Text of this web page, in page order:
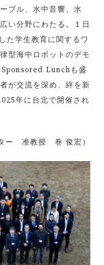
ブル、水中音響、水
い分野にわたる。１日
た学生教育に関するワ
型海中ロボットのデモ
Sponsored Lunchも盛
が交流を深め、絆を新
年に台北で開催され
ター 准教授 巻 俊宏）